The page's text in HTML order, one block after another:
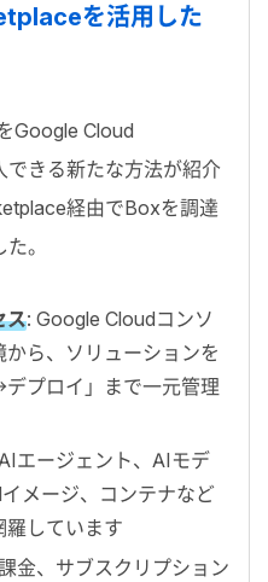
を活用した
Google Cloud
きる新たな方法が紹介
経由でBoxを調達
。
ス: Google Cloudコンソ
ら、ソリューションを
プロイ」まで一元管理
エージェント、AIモデ
メージ、コンテナなど
羅しています
金、サブスクリプション